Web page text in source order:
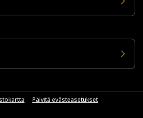
Päivitä evästeasetukset